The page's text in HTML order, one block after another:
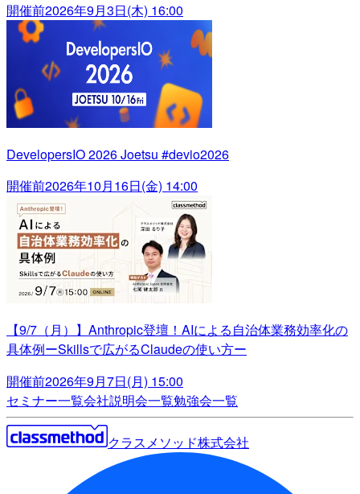
開催前2026年9月3日(木) 16:00
DevelopersIO 2026 Joetsu #devio2026
開催前2026年10月16日(金) 14:00
【9/7（月）】Anthropic登壇！AIによる自治体業務効率化の
具体例ーSkillsで広がるClaudeの使い方ー
開催前2026年9月7日(月) 15:00
セミナー一覧会社説明会一覧勉強会一覧
クラスメソッド株式会社